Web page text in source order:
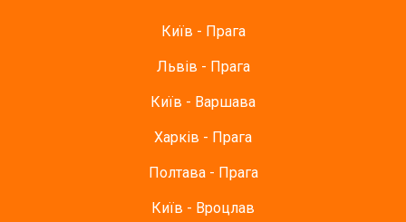
Київ - Прага
Львів - Прага
Київ - Варшава
Харків - Прага
Полтава - Прага
Київ - Вроцлав